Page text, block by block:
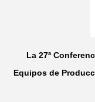
La 27ª
Equipos de